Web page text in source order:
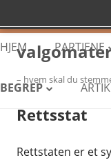
Hopp
innhold
– hvem skal du
HJEM PARTIENE
HØYRE
BEGREP
DEMOKRATI
DIKTATUR
Rettsstat
Rettstaten er et